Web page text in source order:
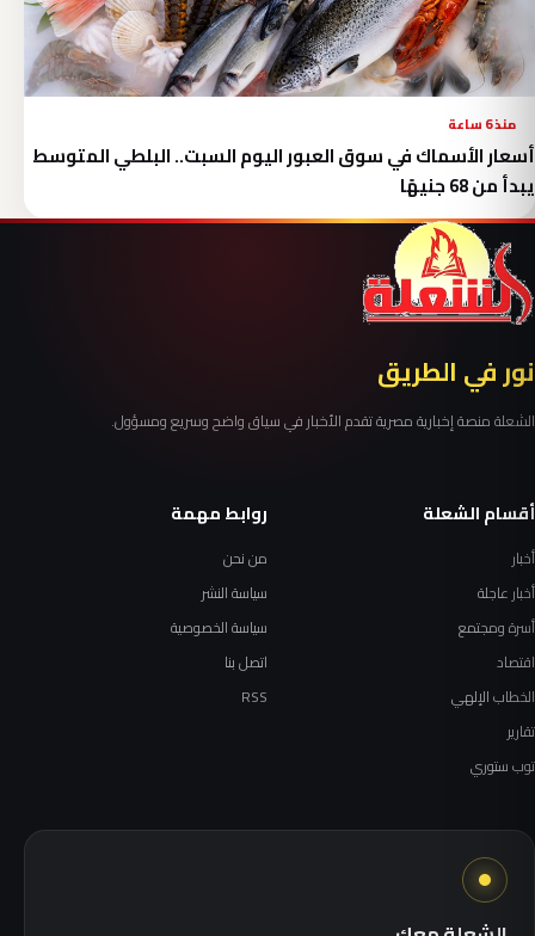
منذ 6 ساعة
أسعار الأسماك في سوق العبور اليوم السبت.. البلطي المتوسط
يبدأ من 68 جنيهًا
نور في الطريق
الشعلة منصة إخبارية مصرية تقدم الأخبار في سياق واضح وسريع ومسؤول.
أقسام الشعلة
أخبار
أخبار عاجلة
أسرة ومجتمع
اقتصاد
الخطاب الإلهي
تقارير
توب ستوري
روابط مهمة
من نحن
سياسة النشر
سياسة الخصوصية
اتصل بنا
RSS